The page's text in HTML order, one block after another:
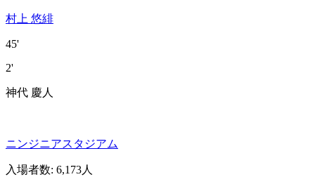
村上 悠緋
45'
2'
神代 慶人
ニンジニアスタジアム
入場者数: 6,173人